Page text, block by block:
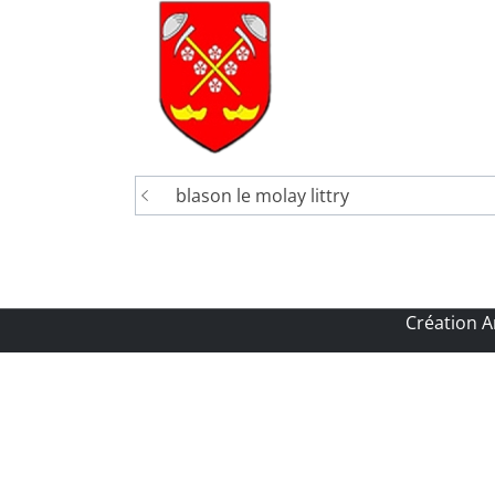
Navigation
de
blason le molay littry
Création